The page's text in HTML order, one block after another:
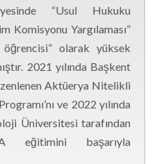
“Usul Hukuku
Komisyonu Yargılaması”
öğrencisi” olarak yüksek
2021 yılında Başkent
Aktüerya Nitelikli
ve 2022 yılında
Üniversitesi tarafından
eğitimini başarıyla